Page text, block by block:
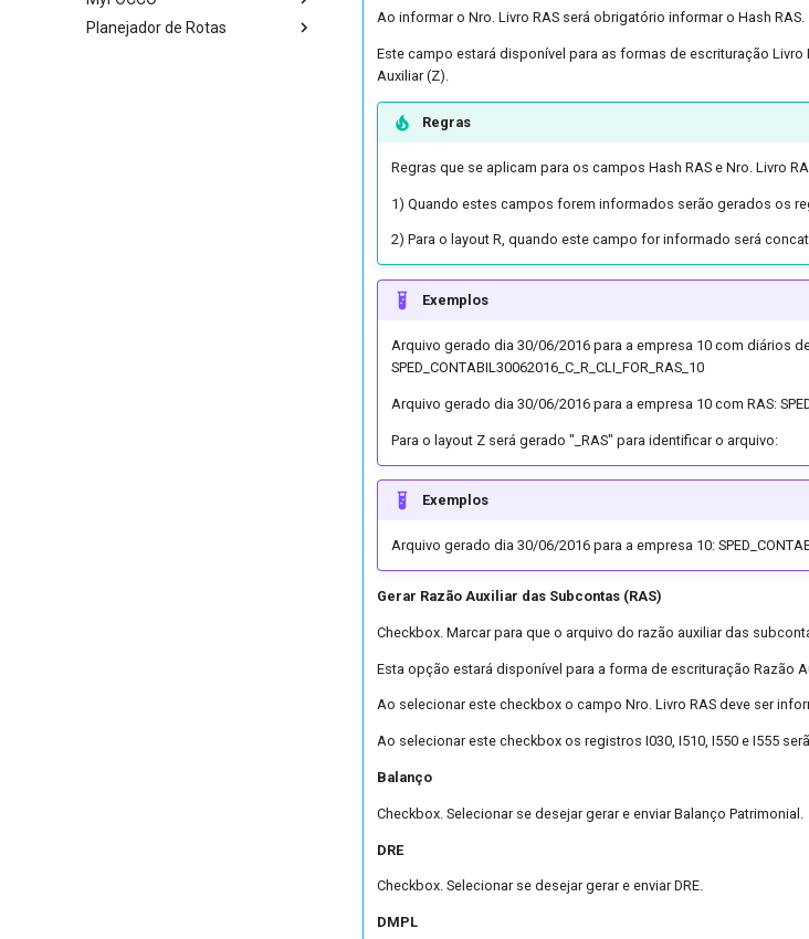
Planejador de Rotas
Ao informar o Nro. Livro RAS será obrigatório informar o Hash RAS.
Este campo estará disponível para as formas de escrituração Livro
Auxiliar (Z).
Regras
Regras que se aplicam para os campos Hash RAS e Nro. Livro
1) Quando estes campos forem informados serão gerados os
2) Para o layout R, quando este campo for informado será
Exemplos
Arquivo gerado dia 30/06/2016 para a empresa 10 com diários
SPED_CONTABIL30062016_C_R_CLI_FOR_RAS_10
Arquivo gerado dia 30/06/2016 para a empresa 10 com RAS:
Para o layout Z será gerado "_RAS" para identificar o arquivo:
Exemplos
Arquivo gerado dia 30/06/2016 para a empresa 10:
Gerar Razão Auxiliar das Subcontas (RAS)
Checkbox. Marcar para que o arquivo do razão auxiliar das
Esta opção estará disponível para a forma de escrituração Razão
Ao selecionar este checkbox o campo Nro. Livro RAS deve ser
Ao selecionar este checkbox os registros I030, I510, I550 e I555
Balanço
Checkbox. Selecionar se desejar gerar e enviar Balanço Patrimonial.
DRE
Checkbox. Selecionar se desejar gerar e enviar DRE.
DMPL